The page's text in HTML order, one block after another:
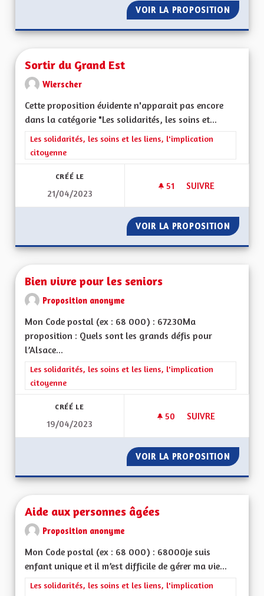
VOIR LA PROPOSITION DES
Sortir du Grand Est
Wierscher
Cette proposition évidente n'apparait pas encore
dans la catégorie "Les solidarités, les soins et...
Filtrer les résultats de la catégorie : Les solidarités, les soins
Les solidarités, les soins et les liens, l'implication
citoyenne
CRÉÉ LE
21/04/2023
51 51 ABONNÉS
SUIVRE
VOIR LA PROPOSITION
Bien vivre pour les seniors
Proposition anonyme
Mon Code postal (ex : 68 000) : 67230Ma
proposition : Quels sont les grands défis pour
l’Alsace...
Filtrer les résultats de la catégorie : Les solidarités, les soins
Les solidarités, les soins et les liens, l'implication
citoyenne
CRÉÉ LE
19/04/2023
50 50 ABONNÉS
SUIVRE
VOIR LA PROPOSITION BIEN
Aide aux personnes âgées
Proposition anonyme
Mon Code postal (ex : 68 000) : 68000je suis
enfant unique et il m’est difficile de gérer ma vie...
Filtrer les résultats de la catégorie : Les solidarités, les soins
Les solidarités, les soins et les liens, l'implication